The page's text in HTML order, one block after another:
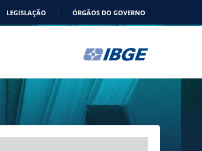
LEGISLAÇÃO ÓRGÃOS DO GOVERNO